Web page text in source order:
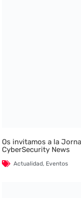
Os invitamos a la
CyberSecurity News
Actualidad, Eventos